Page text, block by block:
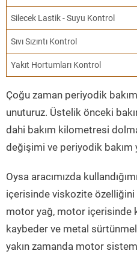
Silecek Lastik - Suyu Kontrol
Sıvı Sızıntı Kontrol
Yakıt Hortumları Kontrol
Çoğu zaman periyodik
unuturuz. Üstelik önceki
dahi bakım kilometresi
değişimi ve periyodik bakım
Oysa aracımızda
içerisinde viskozite
motor yağ, motor içerisinde
kaybeder ve metal
yakın zamanda motor